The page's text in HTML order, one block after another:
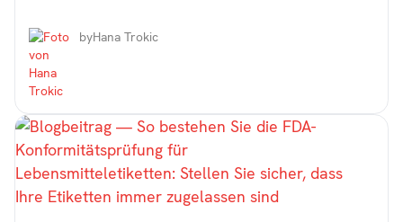
byHana Trokic